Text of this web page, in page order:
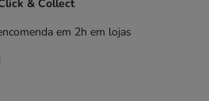
& Collect
em 2h em lojas